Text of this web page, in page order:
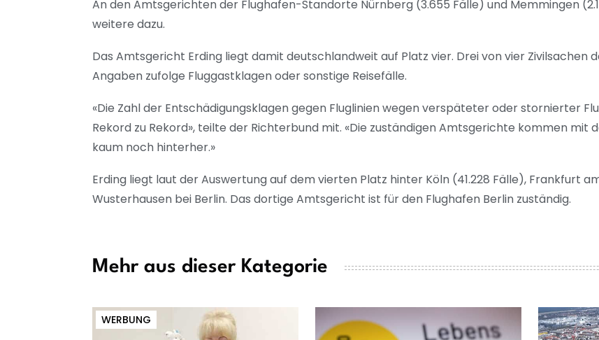
An den Amtsgerichten der Flughafen-Standorte Nürnberg (3.655 Fälle) und Memmingen
weitere dazu.
Das Amtsgericht Erding liegt damit deutschlandweit auf Platz vier. Drei von vier Zivilsachen
Angaben zufolge Fluggastklagen oder sonstige Reisefälle.
«Die Zahl der Entschädigungsklagen gegen Fluglinien wegen verspäteter oder stornierter
Rekord zu Rekord», teilte der Richterbund mit. «Die zuständigen Amtsgerichte kommen mit
kaum noch hinterher.»
Erding liegt laut der Auswertung auf dem vierten Platz hinter Köln (41.228 Fälle), Frankfurt
Wusterhausen bei Berlin. Das dortige Amtsgericht ist für den Flughafen Berlin zuständig.
Mehr aus dieser Kategorie
WERBUNG